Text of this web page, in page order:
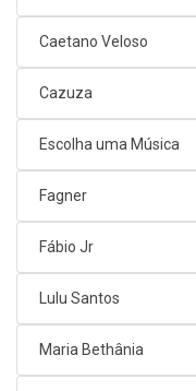
Caetano Veloso
Cazuza
Escolha uma Música
Fagner
Fábio Jr
Lulu Santos
Maria Bethânia